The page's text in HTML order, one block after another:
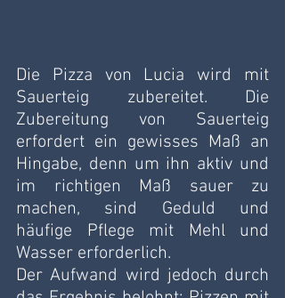
Die Pizza von Lucia wird mit
Sauerteig zubereitet. Die
Zubereitung von Sauerteig
erfordert ein gewisses Maß an
Hingabe, denn um ihn aktiv und
im richtigen Maß sauer zu
machen, sind Geduld und
häufige Pflege mit Mehl und
Wasser erforderlich.
Der Aufwand wird jedoch durch